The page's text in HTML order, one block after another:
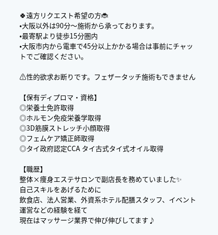
🍀遠方リクエスト希望の方🐞
•大阪以外は90分〜施術から承っております。
•最寄駅より徒歩15分圏内
•大阪市内から電車で45分以上かかる場合は事前にチャッ
トでご確認ください。
⚠️性的欲求お断りです。フェザータッチ施術もできません
【保有ディプロマ・資格】
◎栄養士免許取得
◎ホルモン免疫栄養学取得
◎3D筋膜ストレッチ小顔取得
◎フェムケア矯正師取得
◎タイ政府認定CCA タイ古式タイ式オイル取得
【職歴】
整体×痩身エステサロンで副店長を務めていました✨
自己スキルをあげるために
飲食店、法人営業、外資系ホテル配膳スタッフ、イベント
運営などの経験を経て
現在はマッサージ業界で伸び伸びしてます♪